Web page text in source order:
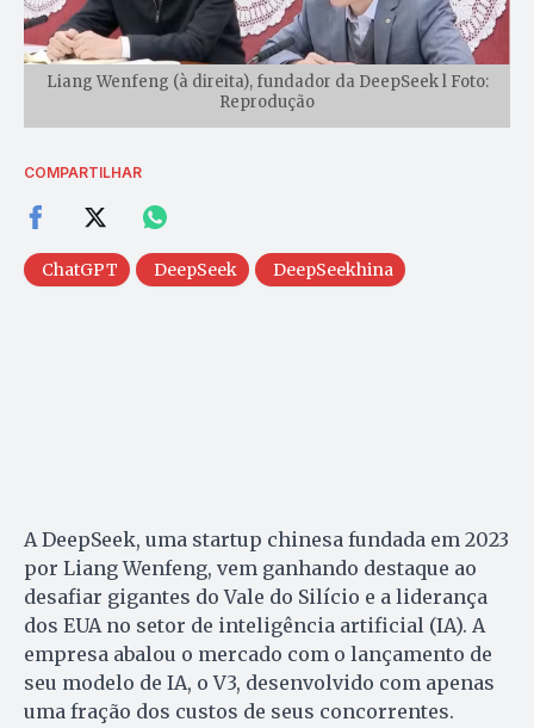
Liang Wenfeng (à direita), fundador da DeepSeek l Foto:
Reprodução
COMPARTILHAR
ChatGPT DeepSeek DeepSeekhina
A DeepSeek, uma startup chinesa fundada em 2023
por Liang Wenfeng, vem ganhando destaque ao
desafiar gigantes do Vale do Silício e a liderança
dos EUA no setor de inteligência artificial (IA). A
empresa abalou o mercado com o lançamento de
seu modelo de IA, o V3, desenvolvido com apenas
uma fração dos custos de seus concorrentes.